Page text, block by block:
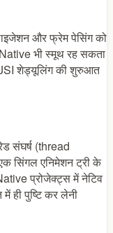
और फ्रेम पेसिंग को
भी स्मूथ रह सकता
शेड्यूलिंग की शुरुआत
संघर्ष (thread
सिंगल एनिमेशन ट्री के
प्रोजेक्ट्स में नेटिव
ही पुष्टि कर लेनी